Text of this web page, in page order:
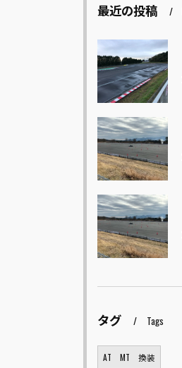
最近の投稿
タグ Tags
AT MT 換装